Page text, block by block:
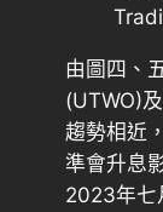
由圖四、
(UTWO)
趨勢相近
準會升息
2023年七